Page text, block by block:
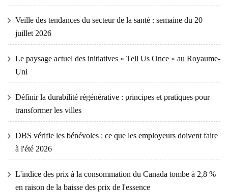
Veille des tendances du secteur de la santé : semaine du 20
juillet 2026
Le paysage actuel des initiatives « Tell Us Once » au Royaume-
Uni
Définir la durabilité régénérative : principes et pratiques pour
transformer les villes
DBS vérifie les bénévoles : ce que les employeurs doivent faire
à l'été 2026
L'indice des prix à la consommation du Canada tombe à 2,8 %
en raison de la baisse des prix de l'essence